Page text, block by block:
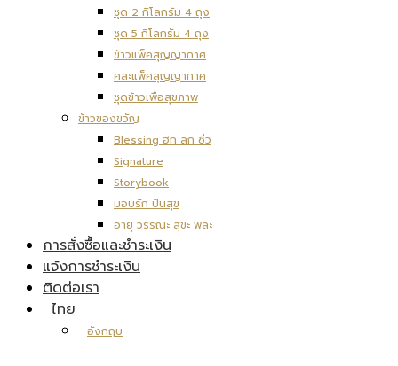
ชุด 2 กิโลกรัม 4 ถุง
ชุด 5 กิโลกรัม 4 ถุง
ข้าวแพ็คสุญญากาศ
คละแพ็คสุญญากาศ
ชุดข้าวเพื่อสุขภาพ
ข้าวของขวัญ
Blessing ฮก ลก ซิ่ว
Signature
Storybook
มอบรัก ปันสุข
อายุ วรรณะ สุขะ พละ
การสั่งซื้อและชำระเงิน
แจ้งการชำระเงิน
ติดต่อเรา
ไทย
อังกฤษ